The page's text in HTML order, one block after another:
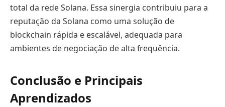
total da rede Solana. Essa sinergia contribuiu para a
reputação da Solana como uma solução de
blockchain rápida e escalável, adequada para
ambientes de negociação de alta frequência.
Conclusão e Principais
Aprendizados